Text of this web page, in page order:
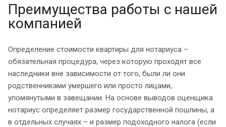
Преимущества работы с нашей
компанией
Определение стоимости квартиры для нотариуса –
обязательная процедура, через которую проходят все
наследники вне зависимости от того, были ли они
родственниками умершего или просто лицами,
упомянутыми в завещании. На основе выводов оценщика
нотариус определяет размер государственной пошлины, а
в отдельных случаях – и размер подоходного налога (если